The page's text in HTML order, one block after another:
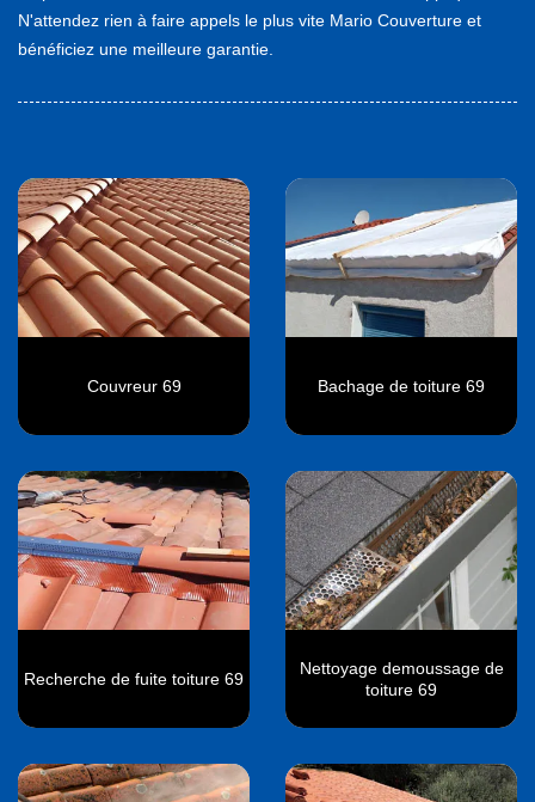
N'attendez rien à faire appels le plus vite Mario Couverture et
bénéficiez une meilleure garantie.
Couvreur 69 Bachage de toiture 69
Recherche de fuite toiture 69
Nettoyage demoussage de
toiture 69